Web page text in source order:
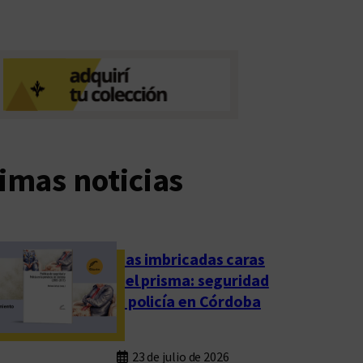
noticias
Las imbricadas caras
del prisma: seguridad
y policía en Córdoba
23 de julio de 2026